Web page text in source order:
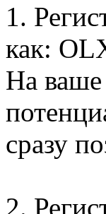
1.
как:
На ваше
сразу
2.